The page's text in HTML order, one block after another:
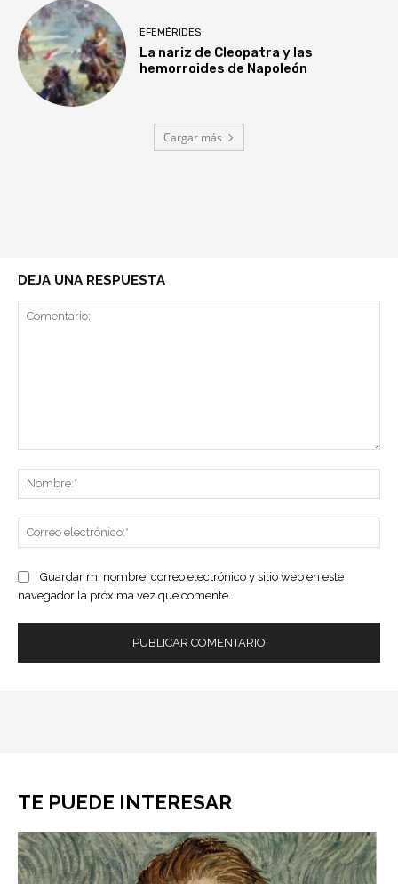
EFEMÉRIDES
La nariz de Cleopatra y las
hemorroides de Napoleón
Cargar más
DEJA UNA RESPUESTA
Guardar mi nombre, correo electrónico y sitio web en este
navegador la próxima vez que comente.
TE PUEDE INTERESAR